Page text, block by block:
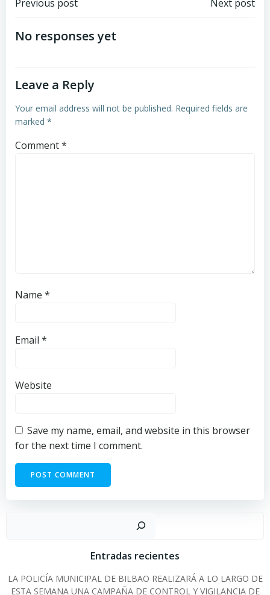
Post
navigation
Previous post Next post
No responses yet
Leave a Reply
Your email address will not be published. Required fields are
marked *
Comment*
Name *
Email *
Website
Save my name, email, and website in this browser
for the next time I comment.
Entradas recientes
LA POLICÍA MUNICIPAL DE BILBAO REALIZARÁ A LO LARGO DE
ESTA SEMANA UNA CAMPAÑA DE CONTROL Y VIGILANCIA DE